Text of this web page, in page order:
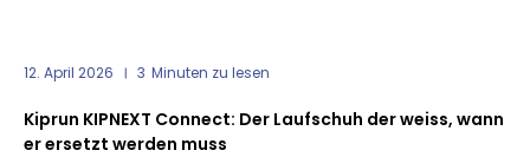
12. April 2026 3 Minuten zu lesen
Kiprun KIPNEXT Connect: Der Laufschuh der weiss, wann
er ersetzt werden muss